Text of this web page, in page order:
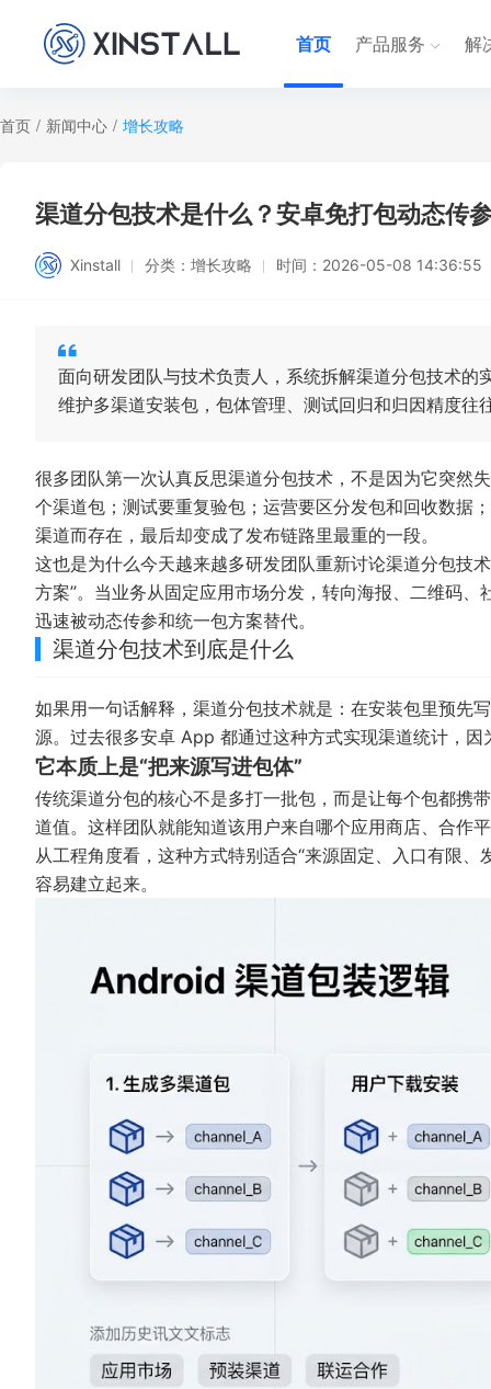
首页 产品服务 解
首页 / 新闻中心 / 增长攻略
渠道分包技术是什么？安卓免打包动态传
Xinstall 分类： 增长攻略 时间： 2026-05-08 14:36:55
面向研发团队与技术负责人，系统拆解渠道分包技术
维护多渠道安装包，包体管理、测试回归和归因精度往
很多团队第一次认真反思渠道分包技术，不是因为它突然
个渠道包；测试要重复验包；运营要区分发包和回收数据
渠道而存在，最后却变成了发布链路里最重的一段。
这也是为什么今天越来越多研发团队重新讨论渠道分包技
方案”。当业务从固定应用市场分发，转向海报、二维码
迅速被动态传参和统一包方案替代。
渠道分包技术到底是什么
如果用一句话解释，渠道分包技术就是：在安装包里预先
源。过去很多安卓 App 都通过这种方式实现渠道统计，
它本质上是“把来源写进包体”
传统渠道分包的核心不是多打一批包，而是让每个包都携
道值。这样团队就能知道该用户来自哪个应用商店、合作
从工程角度看，这种方式特别适合“来源固定、入口有限
容易建立起来。